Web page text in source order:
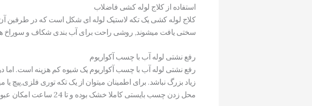
استفاده از کلاج لوله کشی فاضلاب
کلاج لوله کشی یک تکه لاستیک لوله ای شکل است که در طرفین آن
سختی یافت میشوند, روشی راحت برای آب بندی شکاف و سوراخ
رفع نشتی لوله آب با چسب آکواریوم
رفع نشتی لوله آب با چسب آکواریوم یک شیوه کم هزینه است. اما
زیاد بزرگ نباشد. برای اطمینان میتوان از یک تکه توری فلزی,پیچ
محل زدن چسب بایستی کاملا خشک بوده و تا 24 ساعت امکان عبور آب در آن وجود ندارد.